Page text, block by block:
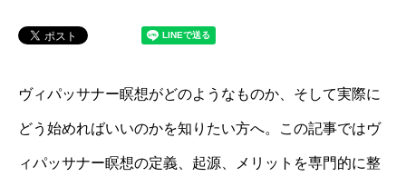
ヴィパッサナー瞑想がどのようなものか、そして実際に
どう始めればいいのかを知りたい方へ。この記事ではヴ
ィパッサナー瞑想の定義、起源、メリットを専門的に整